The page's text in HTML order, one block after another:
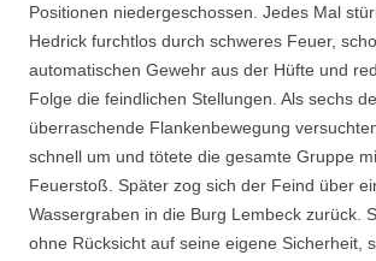
Positionen niedergeschossen. Jedes Mal
Hedrick furchtlos durch schweres Feuer,
automatischen Gewehr aus der Hüfte und
Folge die feindlichen Stellungen. Als sechs
überraschende Flankenbewegung
schnell um und tötete die gesamte Gruppe
Feuerstoß. Später zog sich der Feind über
Wassergraben in die Burg Lembeck zurück.
ohne Rücksicht auf seine eigene Sicherheit,